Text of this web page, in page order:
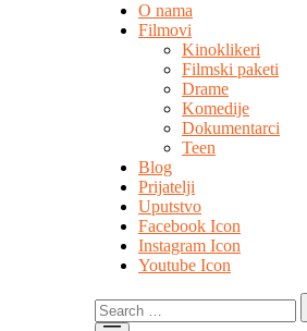
O nama
Filmovi
Kinoklikeri
Filmski paketi
Drame
Komedije
Dokumentarci
Teen
Blog
Prijatelji
Uputstvo
Facebook Icon
Instagram Icon
Youtube Icon
Search
for: